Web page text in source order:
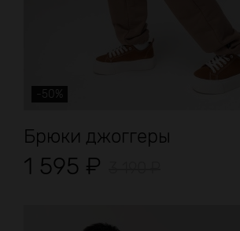
-50%
Брюки джоггеры
1 595 ₽